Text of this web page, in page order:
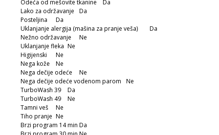
Odeća od mešovite tkanine
Da
Lako za održavanje
Da
Posteljina
Da
Uklanjanje alergija (mašina za pranje veša)
Da
Nežno održavanje
Ne
Uklanjanje fleka Ne
Higijenski
Ne
Nega kože
Ne
Nega dečije odeće
Ne
Nega dečije odeće vodenom parom
Ne
TurboWash 39
Da
TurboWash 49
Ne
Tamni veš
Ne
Tiho pranje Ne
Brzi program 14 min Da